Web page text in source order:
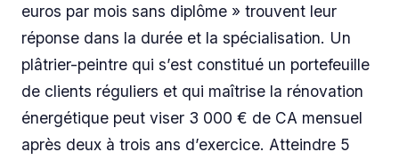
euros par mois sans diplôme » trouvent leur
réponse dans la durée et la spécialisation. Un
plâtrier-peintre qui s’est constitué un portefeuille
de clients réguliers et qui maîtrise la rénovation
énergétique peut viser 3 000 € de CA mensuel
après deux à trois ans d’exercice. Atteindre 5